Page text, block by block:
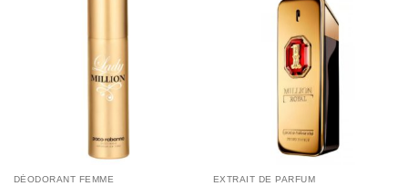
DÉODORANT FEMME EXTRAIT DE PARFUM